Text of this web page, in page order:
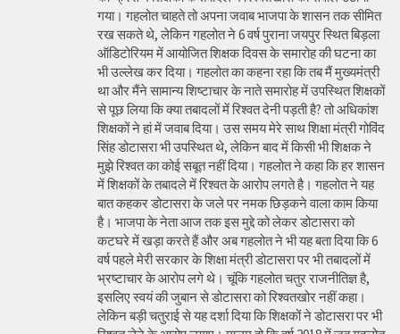
गया। गहलोत चाहते तो अपना जवाब भाजपा के शासन तक सीमित
रख सकते थे, लेकिन गहलोत ने 6 वर्ष पुराना जयपुर स्थित बिड़ला
ऑडिटोरियम में आयोजित शिक्षक दिवस के समारोह की घटना का
भी उल्लेख कर दिया। गहलोत का कहना रहा कि तब मैं मुख्यमंत्री
था और मैंने सामान्य शिष्टाचार के नाते समारोह में उपस्थित शिक्षकों
से पूछ लिया कि क्या तबादलों में रिश्वत देनी पड़ती है? तो अधिकांश
शिक्षकों ने हां में जवाब दिया। उस समय मेरे साथ शिक्षा मंत्री गोविंद
सिंह डोटासरा भी उपस्थित थे, लेकिन बाद में किसी भी शिक्षक ने
मुझे रिश्वत का कोई सबूत नहीं दिया। गहलोत ने कहा कि हर शासन
में शिक्षकों के तबादले में रिश्वत के आरोप लगते है। गहलोत ने यह
बात कहकर डोटासरा के जले पर नमक छिड़कने वाला काम किया
है। भाजपा के नेता आज तक इस मुद्दे को लेकर डोटासरा को
कटघरे में खड़ा करते हैं और अब गहलोत ने भी यह बता दिया कि 6
वर्ष पहले मेरी सरकार के शिक्षा मंत्री डोटासरा पर भी तबादलों में
भ्रष्टाचार के आरोप लगे थे। चूंकि गहलोत चतुर राजनीतिज्ञ है,
इसलिए स्वयं की जुबान से डोटासरा को रिश्वतखोर नहीं कहा।
लेकिन बड़ी चतुराई से यह दर्शा दिया कि शिक्षकों ने डोटासरा पर भी